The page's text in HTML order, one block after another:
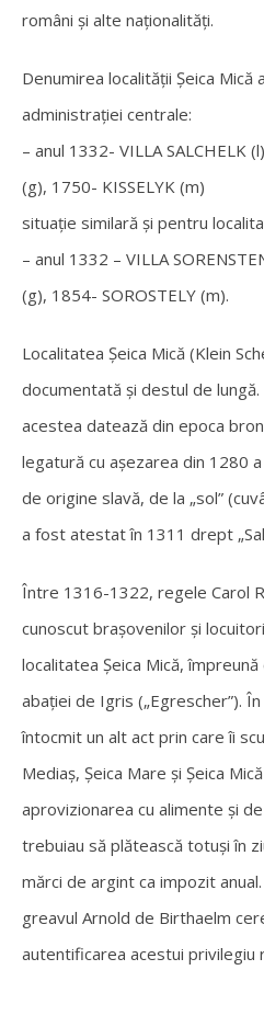
români şi alte naţionalităţi.
Denumirea localităţii Şeica
administraţiei centrale:
– anul 1332- VILLA SALCHELK
(g), 1750- KISSELYK (m)
situaţie similară şi pentru
– anul 1332 – VILLA
(g), 1854- SOROSTELY (m).
Localitatea Şeica Mică (Klein
documentată şi destul de
acestea datează din epoca
legatură cu aşezarea din 1280
de origine slavă, de la „sol”
a fost atestat în 1311 drept
Între 1316-1322, regele Carol
cunoscut braşovenilor şi
localitatea Şeica Mică,
abaţiei de Igris („Egrescher”).
întocmit un alt act prin care îi
Mediaş, Şeica Mare şi Şeica
aprovizionarea cu alimente şi
trebuiau să plătească totuşi în
mărci de argint ca impozit
greavul Arnold de Birthaelm
autentificarea acestui privilegiu